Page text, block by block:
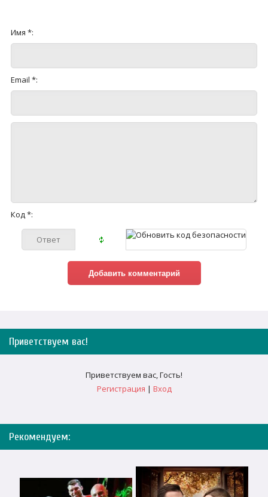
Имя *:
Email *:
Код *:
Приветствуем вас!
Приветствуем вас,Гость!
Регистрация | Вход
Рекомендуем: